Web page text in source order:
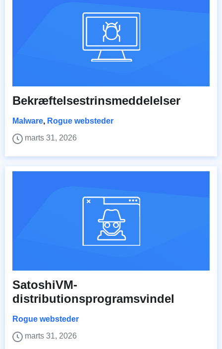
Bekræftelsestrinsmeddelelser
Malware, Rogue websteder
marts 31, 2026
SatoshiVM-
distributionsprogramsvindel
Rogue websteder
marts 31, 2026